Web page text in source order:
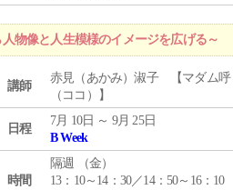
物像と人生模様のイメージを広げる～
講師
赤見（あかみ）淑子 【マダム呼
（ココ）】
日程
7月 10日 ～ 9月 25日
B Week
時間
隔週 （金）
13：10～14：30／14：50～16：10